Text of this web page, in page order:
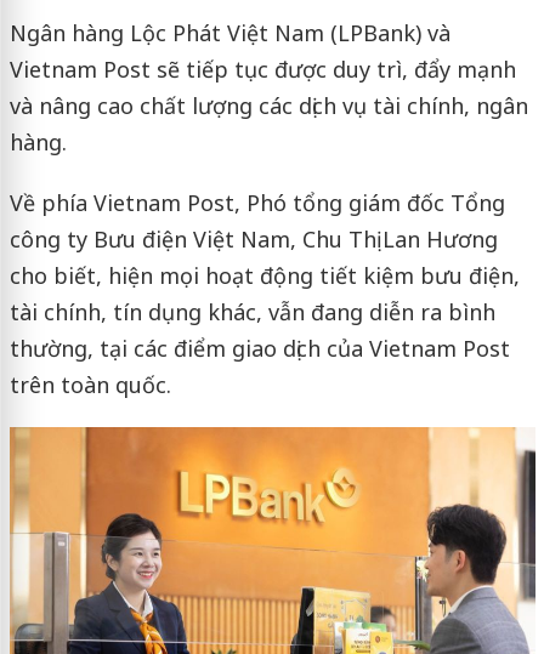
Ngân hàng Lộc Phát Việt Nam (LPBank) và
Vietnam Post sẽ tiếp tục được duy trì, đẩy mạnh
và nâng cao chất lượng các dịch vụ tài chính, ngân
hàng.
Về phía Vietnam Post, Phó tổng giám đốc Tổng
công ty Bưu điện Việt Nam, Chu Thị Lan Hương
cho biết, hiện mọi hoạt động tiết kiệm bưu điện,
tài chính, tín dụng khác, vẫn đang diễn ra bình
thường, tại các điểm giao dịch của Vietnam Post
trên toàn quốc.